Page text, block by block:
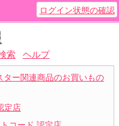
ログイン状態の確認
索 ヘルプ
ー関連商品のお買いもの
定店